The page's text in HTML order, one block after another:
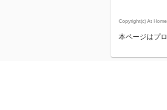
Copyright(c) At
本ページはプ